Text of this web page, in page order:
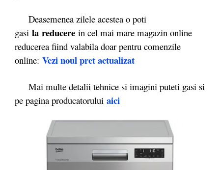
Deasemenea zilele acestea o poti
gasi la reducere in cel mai mare magazin online
reducerea fiind valabila doar pentru comenzile
online: Vezi noul pret actualizat
Mai multe detalii tehnice si imagini puteti gasi si
pe pagina producatorului aici